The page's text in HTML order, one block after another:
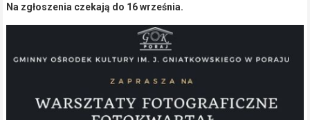
Na zgłoszenia czekają do 16 września.